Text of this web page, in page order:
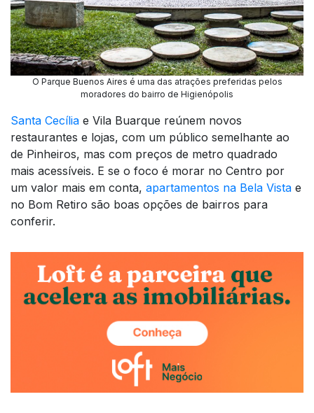
O Parque Buenos Aires é uma das atrações preferidas pelos
moradores do bairro de Higienópolis
Santa Cecília e Vila Buarque reúnem novos
restaurantes e lojas, com um público semelhante ao
de Pinheiros, mas com preços de metro quadrado
mais acessíveis. E se o foco é morar no Centro por
um valor mais em conta, apartamentos na Bela Vista e
no Bom Retiro são boas opções de bairros para
conferir.